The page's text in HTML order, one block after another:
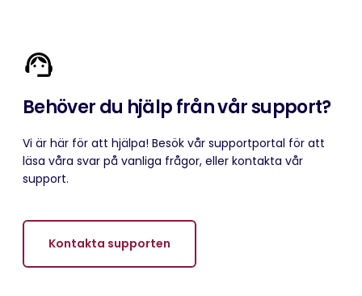
Behöver du hjälp från vår support?
Vi är här för att hjälpa! Besök vår supportportal för att
läsa våra svar på vanliga frågor, eller kontakta vår
support.
Kontakta supporten